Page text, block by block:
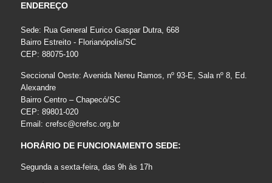
ENDEREÇO
Sede: Rua General Eurico Gaspar Dutra, 668
Bairro Estreito - Florianópolis/SC
CEP: 88075-100
Seccional Oeste: Avenida Nereu Ramos, nº 93-E, Sala nº 8, Ed.
Alexandre
Bairro Centro – Chapecó/SC
CEP: 89801-020
Email: crefsc@crefsc.org.br
HORÁRIO DE FUNCIONAMENTO SEDE:
Segunda a sexta-feira, das 9h às 17h